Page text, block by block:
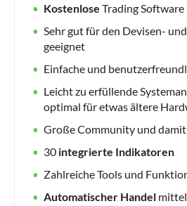
Kostenlose Trading Software
Sehr gut für den Devisen-
geeignet
Einfache und
Leicht zu erfüllende
optimal für etwas ältere
Große Community und
30 integrierte Indikatoren
Zahlreiche Tools und
Automatischer Handel